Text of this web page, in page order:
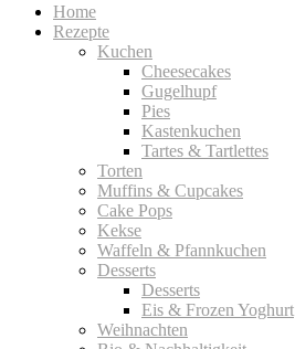
Home
Rezepte
Kuchen
Cheesecakes
Gugelhupf
Pies
Kastenkuchen
Tartes & Tartlettes
Torten
Muffins & Cupcakes
Cake Pops
Kekse
Waffeln & Pfannkuchen
Desserts
Desserts
Eis & Frozen Yoghurt
Weihnachten